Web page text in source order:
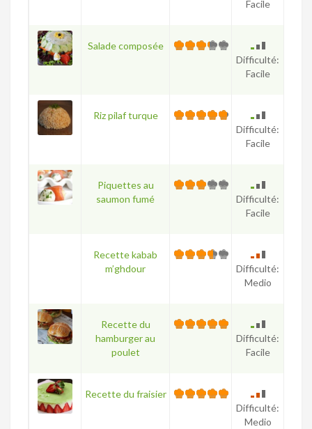
Facile
Salade composée
Difficulté:
Facile
Riz pilaf turque
Difficulté:
Facile
Piquettes au
saumon fumé
Difficulté:
Facile
Recette kabab
m’ghdour
Difficulté:
Medio
Recette du
hamburger au
poulet
Difficulté:
Facile
Recette du fraisier
Difficulté:
Medio